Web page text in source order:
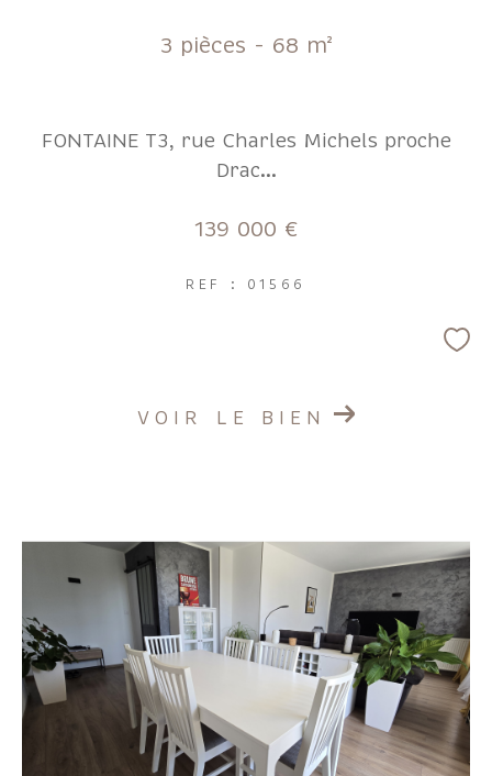
3 pièces - 68 m²
FONTAINE T3, rue Charles Michels proche
Drac...
139 000 €
REF : 01566
VOIR LE BIEN